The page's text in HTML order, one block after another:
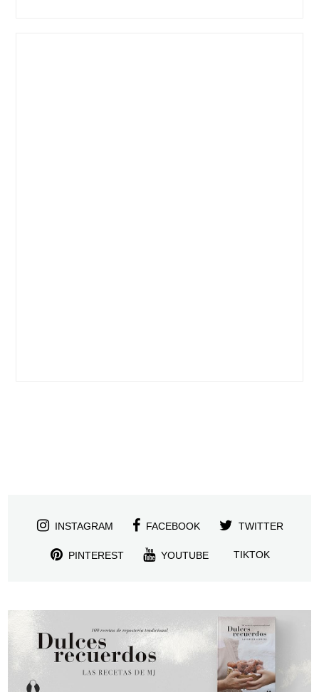
INSTAGRAM FACEBOOK TWITTER
PINTEREST YOUTUBE TIKTOK